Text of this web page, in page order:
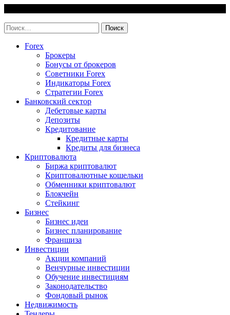
content
Найти:
Forex
Брокеры
Бонусы от брокеров
Советники Forex
Индикаторы Forex
Стратегии Forex
Банковский сектор
Дебетовые карты
Депозиты
Кредитование
Кредитные карты
Кредиты для бизнеса
Криптовалюта
Биржа криптовалют
Криптовалютные кошельки
Обменники криптовалют
Блокчейн
Стейкинг
Бизнес
Бизнес идеи
Бизнес планирование
Франшиза
Инвестиции
Акции компаний
Венчурные инвестиции
Обучение инвестициям
Законодательство
Фондовый рынок
Недвижимость